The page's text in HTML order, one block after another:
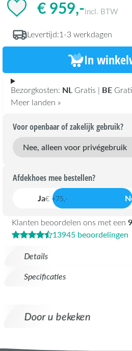
Details
Specificaties
€ 959,-incl. BTW
Levertijd:1-3 werkdagen
In
Bezorgkosten: NL Gratis | BE
Meer landen »
Klanten beoordelen ons met een
13945 beoordelingen
Voor openbaar of zakelijk gebruik?
Afdekhoes mee bestellen?
Ja€ +75,-
Door u bekeken